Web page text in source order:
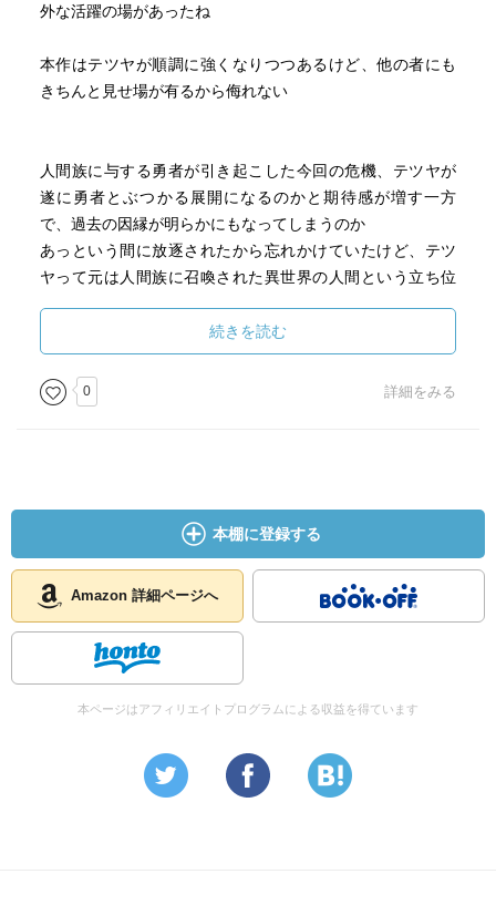
外な活躍の場があったね
本作はテツヤが順調に強くなりつつあるけど、他の者にも
きちんと見せ場が有るから侮れない
人間族に与する勇者が引き起こした今回の危機、テツヤが
遂に勇者とぶつかる展開になるのかと期待感が増す一方
で、過去の因縁が明らかにもなってしまうのか
あっという間に放逐されたから忘れかけていたけど、テツ
ヤって元は人間族に召喚された異世界の人間という立ち位
そりゃ、人間族から見れば今のテツヤは裏切り者にしか見
えないし、事情を知らなかったメク達からすればテツヤの
存在に疑念も持ちかねないもの。そこをメクは共に生活し
てきた時間や自分との関係性を理由にテツヤを信じたのは
きって物ともせず進み続けるってどういう事なの……。こ
れで勇者4人組の中では限界レベルの関係から最弱とかカイ
トを始めとして他の勇者の力量が何処まで高みに有るのか
今から恐ろしくなってくるよ…
エルフ族が全滅しかねない惨状、この窮地にテツヤが颯爽
と登場するシーンは格好良いね。でも限界レベル１であり
こまで通らないのか…
絶体絶命のピンチに思えた状況でメクが正体を表して共闘
続きを読む
0 詳細をみる
本棚に登録する
Amazon 詳細ページへ
本ページはアフィリエイトプログラムによる収益を得ています